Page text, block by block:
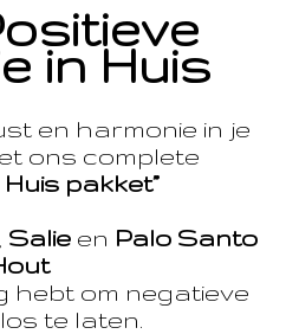
in Huis
en harmonie in je
ons complete
Huis pakket”
Salie en Palo Santo
hebt om negatieve
te laten.